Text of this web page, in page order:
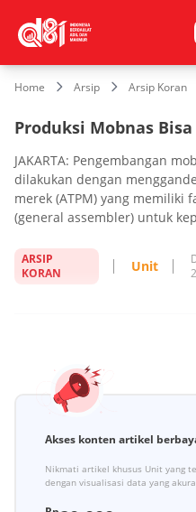
Home Arsip Arsip Koran
Produksi Mobnas
JAKARTA: Pengembangan
dilakukan dengan
merek (ATPM) yang memiliki
(general assembler) untuk
ARSIP
KORAN
Unit
Akses konten artikel
Nikmati artikel khusus Unit yang
dengan visualisasi data yang